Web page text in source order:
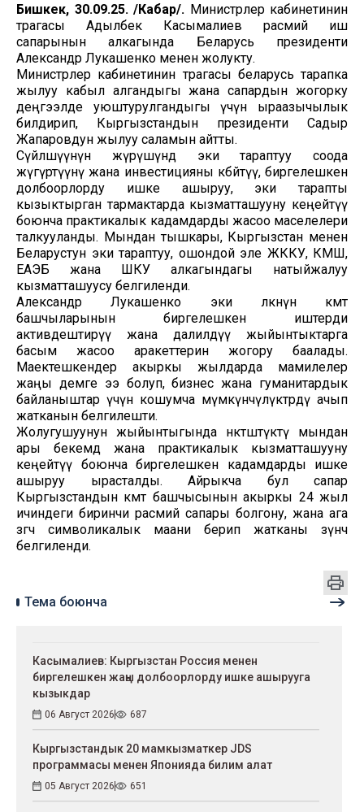
Бишкек, 30.09.25. /Кабар/. Министрлер кабинетинин
төрагасы Адылбек Касымалиев расмий иш
сапарынын алкагында Беларусь президенти
Александр Лукашенко менен жолукту.
Министрлер кабинетинин төрагасы беларусь тарапка
жылуу кабыл алгандыгы жана сапардын жогорку
деңгээлде уюштурулгандыгы үчүн ыраазычылык
билдирип, Кыргызстандын президенти Садыр
Жапаровдун жылуу саламын айтты.
Сүйлөшүүнүн жүрүшүндө эки тараптуу соода
жүгүртүүнү жана инвестицияны көбөйтүү, биргелешкен
долбоорлорду ишке ашыруу, эки тарапты
кызыктырган тармактарда кызматташууну кеңейтүү
боюнча практикалык кадамдарды жасоо маселелери
талкууланды. Мындан тышкары, Кыргызстан менен
Беларустун эки тараптуу, ошондой эле ЖККУ, КМШ,
ЕАЭБ жана ШКУ алкагындагы натыйжалуу
кызматташуусу белгиленди.
Александр Лукашенко эки өлкөнүн өкмөт
башчыларынын биргелешкен иштерди
активдештирүү жана далилдүү жыйынтыктарга
басым жасоо аракеттерин жогору баалады.
Маектешкендер акыркы жылдарда мамилелер
жаңы демге ээ болуп, бизнес жана гуманитардык
байланыштар үчүн кошумча мүмкүнчүлүктөрдү ачып
жатканын белгилешти.
Жолугушуунун жыйынтыгында өнөктөштүктү мындан
ары бекемдөө жана практикалык кызматташууну
кеңейтүү боюнча биргелешкен кадамдарды ишке
ашыруу ырасталды. Айрыкча бул сапар
Кыргызстандын өкмөт башчысынын акыркы 24 жыл
ичиндеги биринчи расмий сапары болгону, жана ага
өзгөчө символикалык маани берип жатканы өзүнчө
белгиленди.
Тема боюнча
Касымалиев: Кыргызстан Россия менен
биргелешкен жаңы долбоорлорду ишке ашырууга
кызыкдар
06 Август 2026 687
Кыргызстандык 20 мамкызматкер JDS
программасы менен Японияда билим алат
05 Август 2026 651